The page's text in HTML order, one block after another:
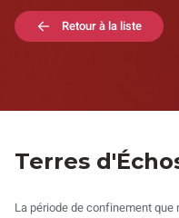
Retour à la liste
Terres
La période de confinement